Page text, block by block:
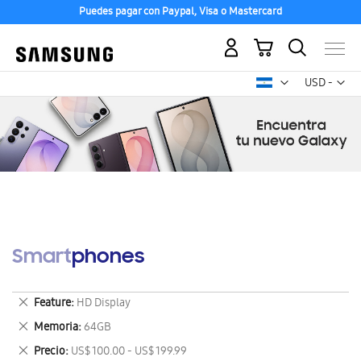
Puedes pagar con Paypal, Visa o Mastercard
USD -
dólar
Mi carrito
Smartphones
Feature HD Display
Eliminar
este
artículo
Memoria 64GB
Eliminar
este
Precio US$ 100.00 - US$ 199.99
Eliminar